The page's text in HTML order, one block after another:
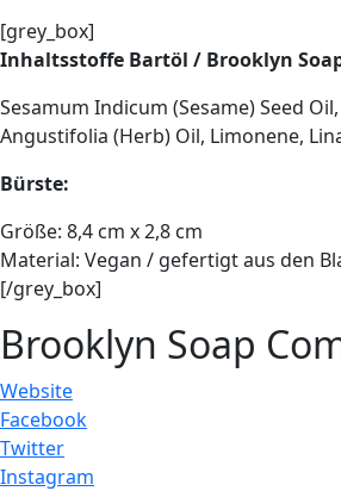
[grey_box]
Inhaltsstoffe Bartöl / Brooklyn
Sesamum Indicum (Sesame) Seed
Angustifolia (Herb) Oil, Limonene,
Bürste:
Größe: 8,4 cm x 2,8 cm
Material: Vegan / gefertigt aus den
[/grey_box]
Brooklyn Soap
Website
Facebook
Twitter
Instagram